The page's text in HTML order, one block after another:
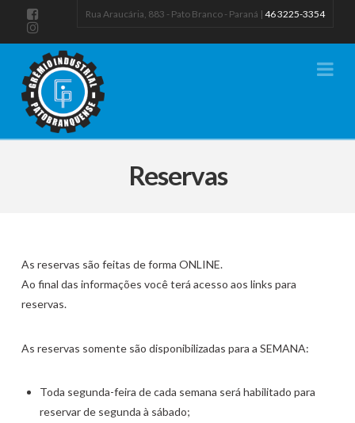
Rua Araucária, 883 - Pato Branco - Paraná | 46 3225-3354
Reservas
As reservas são feitas de forma ONLINE.
Ao final das informações você terá acesso aos links para
reservas.
As reservas somente são disponibilizadas para a SEMANA:
Toda segunda-feira de cada semana será habilitado para
reservar de segunda à sábado;